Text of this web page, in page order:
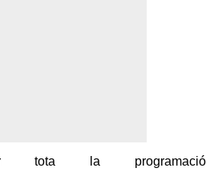
tota la programació